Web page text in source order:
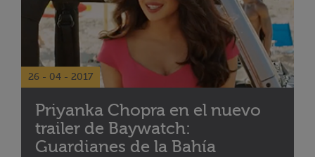
26 - 04 - 2017
Priyanka Chopra en el nuevo
trailer de Baywatch:
Guardianes de la Bahía